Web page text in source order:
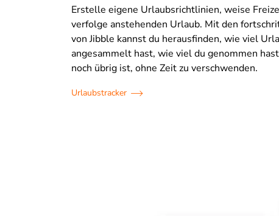
Erstelle eigene Urlaubsrichtlinien, weise
verfolge anstehenden Urlaub. Mit den
von Jibble kannst du herausfinden, wie viel
angesammelt hast, wie viel du genommen
noch übrig ist, ohne Zeit zu verschwenden.
Urlaubstracker